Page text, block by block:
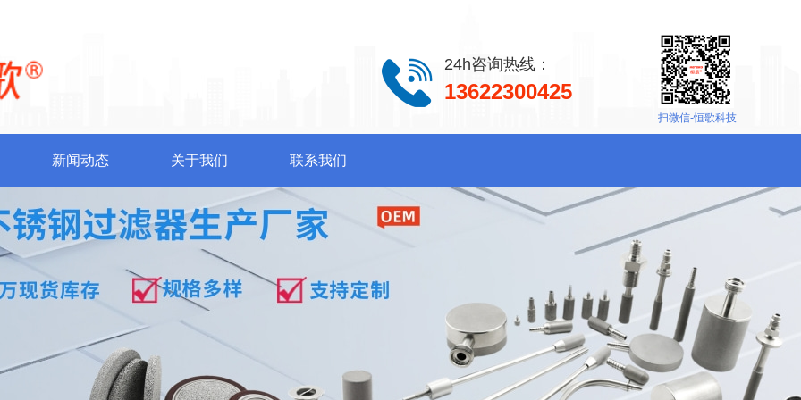
扫微信-恒歌科技
24h咨询热线：
13622300425
新闻动态 关于我们 联系我们